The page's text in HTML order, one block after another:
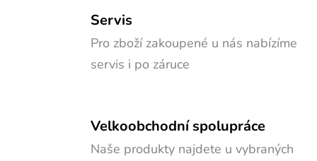
Servis
Pro zboží zakoupené u nás nabízíme
servis i po záruce
Velkoobchodní spolupráce
Naše produkty najdete u vybraných